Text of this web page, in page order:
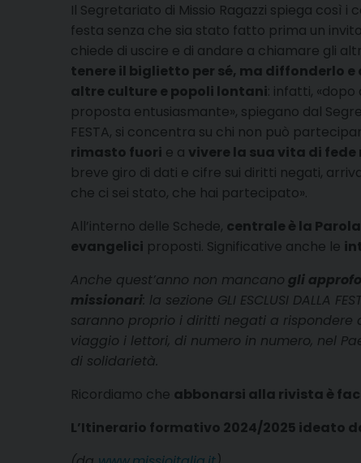
Il Segretariato di Missio Ragazzi spiega così
festa senza che sia stato fatto prima un
chiede di uscire e di andare a chiamare gli
tenere il biglietto per sé, ma diffonderlo
altre culture e popoli lontani: infatti,
proposta entusiasmante», spiegano dal
FESTA, si concentra su chi non può
rimasto fuori e a vivere la sua vita di fede
breve giro di dati e cifre sui diritti negati,
che ci sei stato, che hai partecipato».
All’interno delle Schede, centrale è la
evangelici proposti. Significative anche le
Anche quest’anno non mancano gli
missionari : la sezione GLI ESCLUSI
saranno proprio i diritti negati a
viaggio i lettori, di numero in numero, nel
di solidarietà.
Ricordiamo che abbonarsi alla rivista è
L’Itinerario formativo 2024/2025 ideato